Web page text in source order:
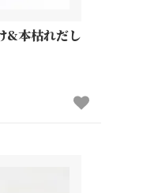
&本枯れだし